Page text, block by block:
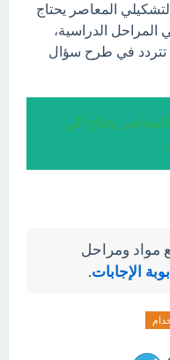
المعاصر يحتاج
المراحل الدراسية،
تتردد في طرح سؤال
يحتاج الي
مواد ومراحل
بوبة الإجابات.